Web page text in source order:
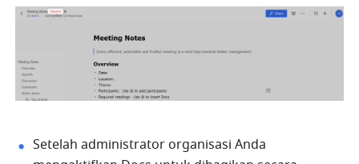
Setelah administrator organisasi Anda